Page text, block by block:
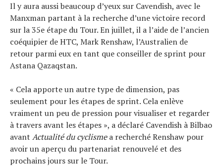
Il y aura aussi beaucoup d’yeux sur Cavendish, avec le
Manxman partant à la recherche d’une victoire record
sur la 35e étape du Tour. En juillet, il a l’aide de l’ancien
coéquipier de HTC, Mark Renshaw, l’Australien de
retour parmi eux en tant que conseiller de sprint pour
Astana Qazaqstan.
« Cela apporte un autre type de dimension, pas
seulement pour les étapes de sprint. Cela enlève
vraiment un peu de pression pour visualiser et regarder
à travers avant les étapes », a déclaré Cavendish à Bilbao
avant Actualité du cyclismea recherché Renshaw pour
avoir un aperçu du partenariat renouvelé et des
prochains jours sur le Tour.